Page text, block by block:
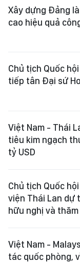
Xây dựng Đảng
cao hiệu quả
Chủ tịch Quốc
tiếp tân Đại sứ
Việt Nam - Thái
tiêu kim ngạch
tỷ USD
Chủ tịch Quốc
viện Thái Lan dự
hữu nghị và
Việt Nam -
tác quốc phòng,